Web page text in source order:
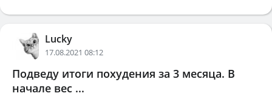
Lucky
17.08.2021 08:12
Подведу итоги похудения за 3 месяца. В
начале вес ...